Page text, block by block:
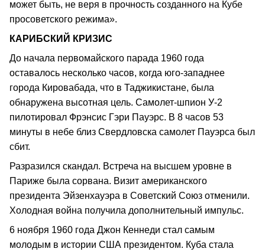
может быть, не веря в прочность созданного на Кубе
просоветского режима».
КАРИБСКИЙ КРИЗИС
До начала первомайского парада 1960 года
оставалось несколько часов, когда юго-западнее
города Кировабада, что в Таджикистане, была
обнаружена высотная цель. Самолет-шпион У-2
пилотировал Фрэнсис Гэри Пауэрс. В 8 часов 53
минуты в небе близ Свердловска самолет Пауэрса был
сбит.
Разразился скандал. Встреча на высшем уровне в
Париже была сорвана. Визит американского
президента Эйзенхауэра в Советский Союз отменили.
Холодная война получила дополнительный импульс.
6 ноября 1960 года Джон Кеннеди стал самым
молодым в истории США президентом. Куба стала